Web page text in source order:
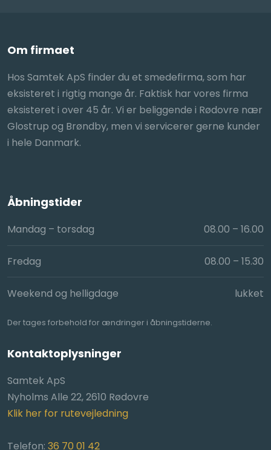
Om firmaet
Hos Sam​tek ApS finder du et smedefirma, som har
eksisteret i rigtig mange år. Faktisk har vores firma
eksisteret i over 45 år. Vi er beliggende i Rødovre nær
Glostrup og Brøndby, men vi servicerer gerne kunder
i hele Danmark.
Åbningstider​
Mandag – torsdag 08.00 – 16.00​
Fredag 08.00 – 15.30​
Weekend og helligdage lukket
Der tages for​behold for ændringer i åbningstiderne.
Kontaktoplysninger
Samtek ApS
Nyholms Alle 22, 2610 Rødovre
Klik her for rutevejledning
Telefon:36 70 01 42